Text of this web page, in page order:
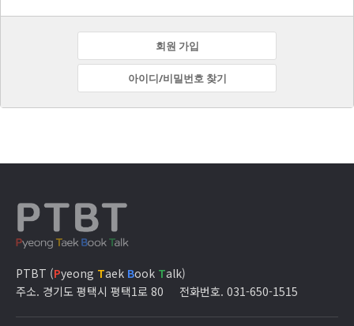
회원 가입
아이디/비밀번호 찾기
PTBT (Pyeong Taek Book Talk)
주소. 경기도 평택시 평택1로 80
전화번호. 031-650-1515